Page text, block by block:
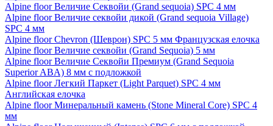
Alpine floor Величие Секвойи (Grand sequoia) SPC 4 мм
Alpine floor Величие секвойи дикой (Grand sequoia Village)
SPC 4 мм
Alpine floor Chevron (Шеврон) SPC 5 мм Французская елочка
Alpine floor Величие секвойи (Grand Sequoia) 5 мм
Alpine floor Величие Секвойи Премиум (Grand Sequoia
Superior ABA) 8 мм с подложкой
Alpine floor Легкий Паркет (Light Parquet) SPC 4 мм
Английская елочка
Alpine floor Минеральный камень (Stone Mineral Core) SPC 4
мм